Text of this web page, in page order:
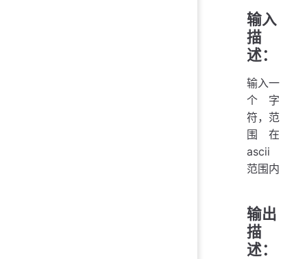
输入
描
述：
输入一
个字
符，范
围在
ascii
范围内
输出
描
述：